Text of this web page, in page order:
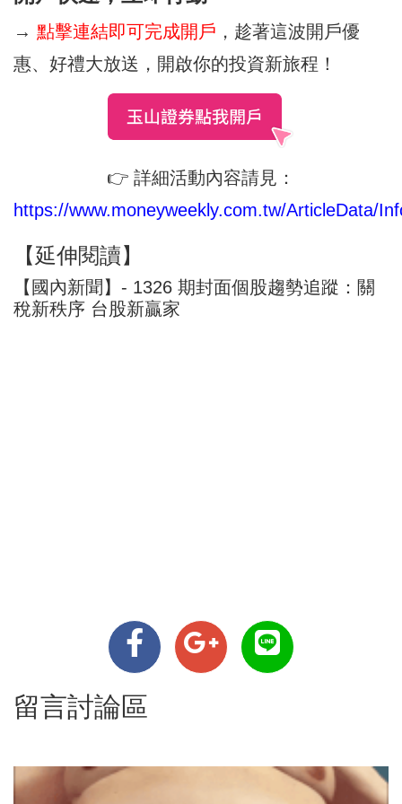
→ 點擊連結即可完成開戶 ，趁著這波開戶優
惠、好禮大放送，開啟你的投資新旅程！
👉 詳細活動內容請見：
https://www.moneyweekly.com.tw/ArticleData/
【延伸閱讀】
【國內新聞】- 1326 期封面個股趨勢追蹤：關
稅新秩序 台股新贏家
留言討論區